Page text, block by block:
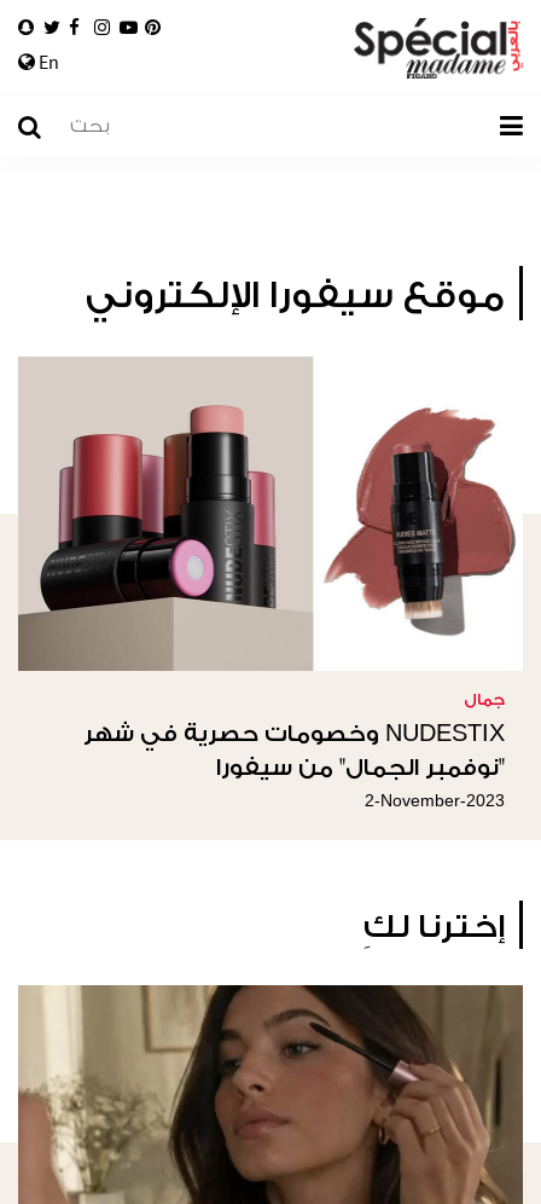
En
موقع سيفورا الإلكتروني
جمال
NUDESTIX وخصومات حصرية في شهر
"نوفمبر الجمال" من سيفورا
2-November-2023
إخترنا لكِ